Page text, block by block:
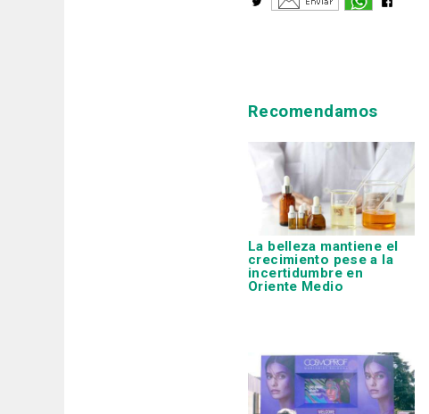
Recomendamos
La belleza mantiene el
crecimiento pese a la
incertidumbre en
Oriente Medio